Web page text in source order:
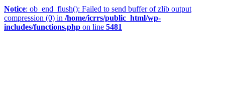
Notice: ob_end_flush(): Failed to send buffer of zlib output
compression (0) in /home/icrrs/public_html/wp-
includes/functions.php on line 5481